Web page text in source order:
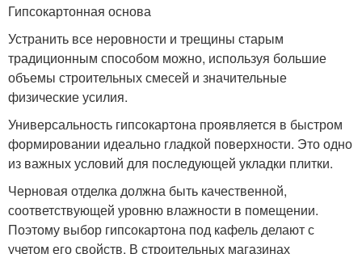
Гипсокартонная основа
Устранить все неровности и трещины старым
традиционным способом можно, используя большие
объемы строительных смесей и значительные
физические усилия.
Универсальность гипсокартона проявляется в быстром
формировании идеально гладкой поверхности. Это одно
из важных условий для последующей укладки плитки.
Черновая отделка должна быть качественной,
соответствующей уровню влажности в помещении.
Поэтому выбор гипсокартона под кафель делают с
учетом его свойств. В строительных магазинах